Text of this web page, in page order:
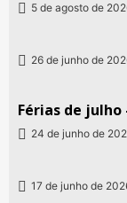
5 de agosto de
26 de junho de
Férias de
24 de junho de
17 de junho de